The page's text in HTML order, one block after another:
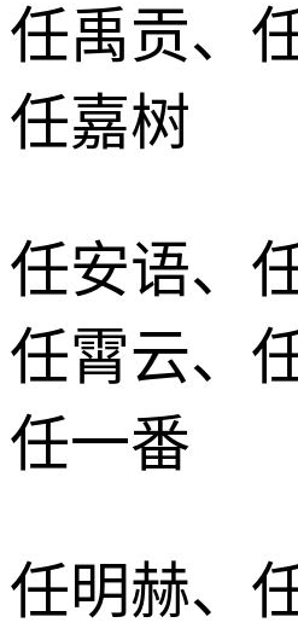
任禹贡、
任嘉树
任安语、
任霄云、
任一番
任明赫、